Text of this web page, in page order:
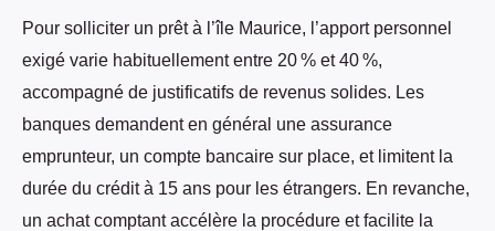
Pour solliciter un prêt à l’île Maurice, l’apport personnel
exigé varie habituellement entre 20 % et 40 %,
accompagné de justificatifs de revenus solides. Les
banques demandent en général une assurance
emprunteur, un compte bancaire sur place, et limitent la
durée du crédit à 15 ans pour les étrangers. En revanche,
un achat comptant accélère la procédure et facilite la